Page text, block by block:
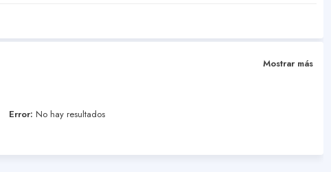
Mostrar más
Error: No hay resultados